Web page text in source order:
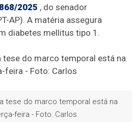
2025 , do senador
AP). A matéria assegura
diabetes mellitus tipo 1.
tese do marco temporal está na
feira - Foto: Carlos